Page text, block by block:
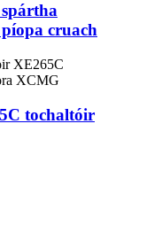
cruach
tochaltóir